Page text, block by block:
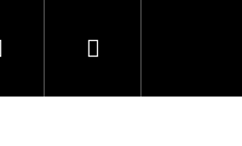
Novinky
PřihlášeníNákupní